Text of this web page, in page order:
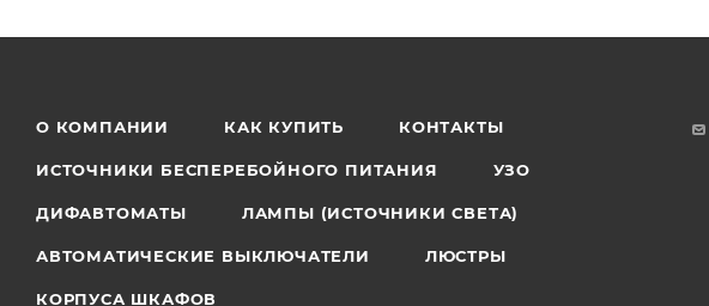
О КОМПАНИИ КАК КУПИТЬ КОНТАКТЫ
ИСТОЧНИКИ БЕСПЕРЕБОЙНОГО ПИТАНИЯ УЗО
ДИФАВТОМАТЫ ЛАМПЫ (ИСТОЧНИКИ СВЕТА)
АВТОМАТИЧЕСКИЕ ВЫКЛЮЧАТЕЛИ ЛЮСТРЫ
КОРПУСА ШКАФОВ